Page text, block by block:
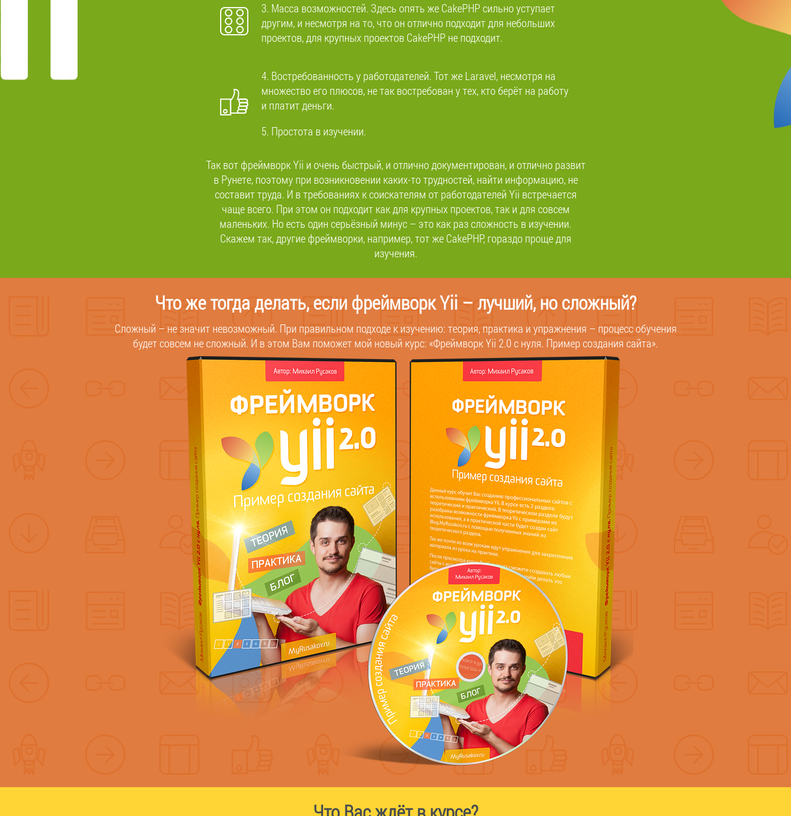
3. Масса возможностей. Здесь опять же CakePHP сильно уступает
другим, и несмотря на то, что он отлично подходит для небольших
проектов, для крупных проектов CakePHP не подходит.
4. Востребованность у работодателей. Тот же Laravel, несмотря на
множество его плюсов, не так востребован у тех, кто берёт на работу
и платит деньги.
5. Простота в изучении.
Так вот фреймворк Yii и очень быстрый, и отлично документирован, и отлично развит
в Рунете, поэтому при возникновении каких-то трудностей, найти информацию, не
составит труда. И в требованиях к соискателям от работодателей Yii встречается
чаще всего. При этом он подходит как для крупных проектов, так и для совсем
маленьких. Но есть один серьёзный минус – это как раз сложность в изучении.
Скажем так, другие фреймворки, например, тот же CakePHP, гораздо проще для
изучения.
Что же тогда делать, если фреймворк Yii – лучший, но сложный?
Сложный – не значит невозможный. При правильном подходе к изучению: теория, практика и упражнения – процесс обучения
будет совсем не сложный. И в этом Вам поможет мой новый курс: «Фреймворк Yii 2.0 с нуля. Пример создания сайта».